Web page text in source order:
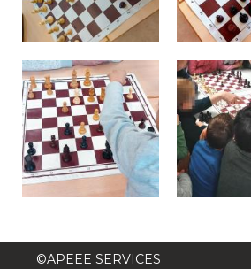
Garderie Uccle
+32 (0)2 375 31 35
garderie@apeee-bxl1-services.be
BE72 3100 8650 7316
+32 (0)2 373 87 68
©APEEE SERVICES